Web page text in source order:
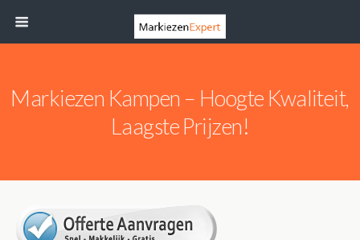
Markiezen Kampen – Hoogte Kwaliteit,
Laagste Prijzen!